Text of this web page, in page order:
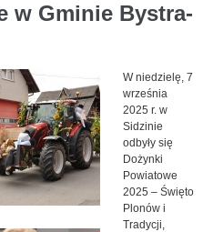
w Gminie Bystra-
W niedzielę, 7
września
2025 r. w
Sidzinie
odbyły się
Dożynki
Powiatowe
2025 – Święto
Plonów i
Tradycji,